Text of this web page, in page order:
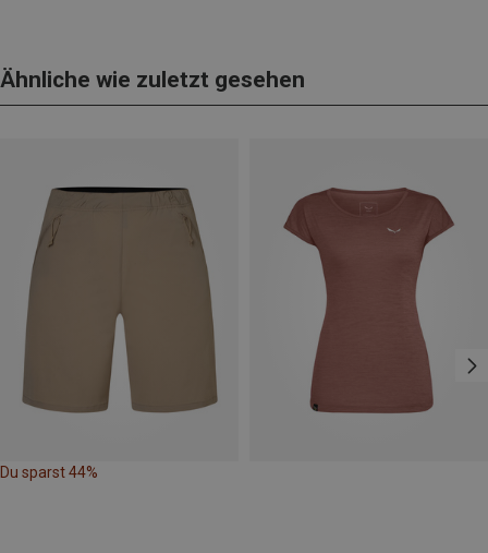
Ähnliche wie zuletzt gesehen
Du sparst 44%